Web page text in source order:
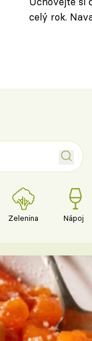
celý rok.
Zelenina Nápoje